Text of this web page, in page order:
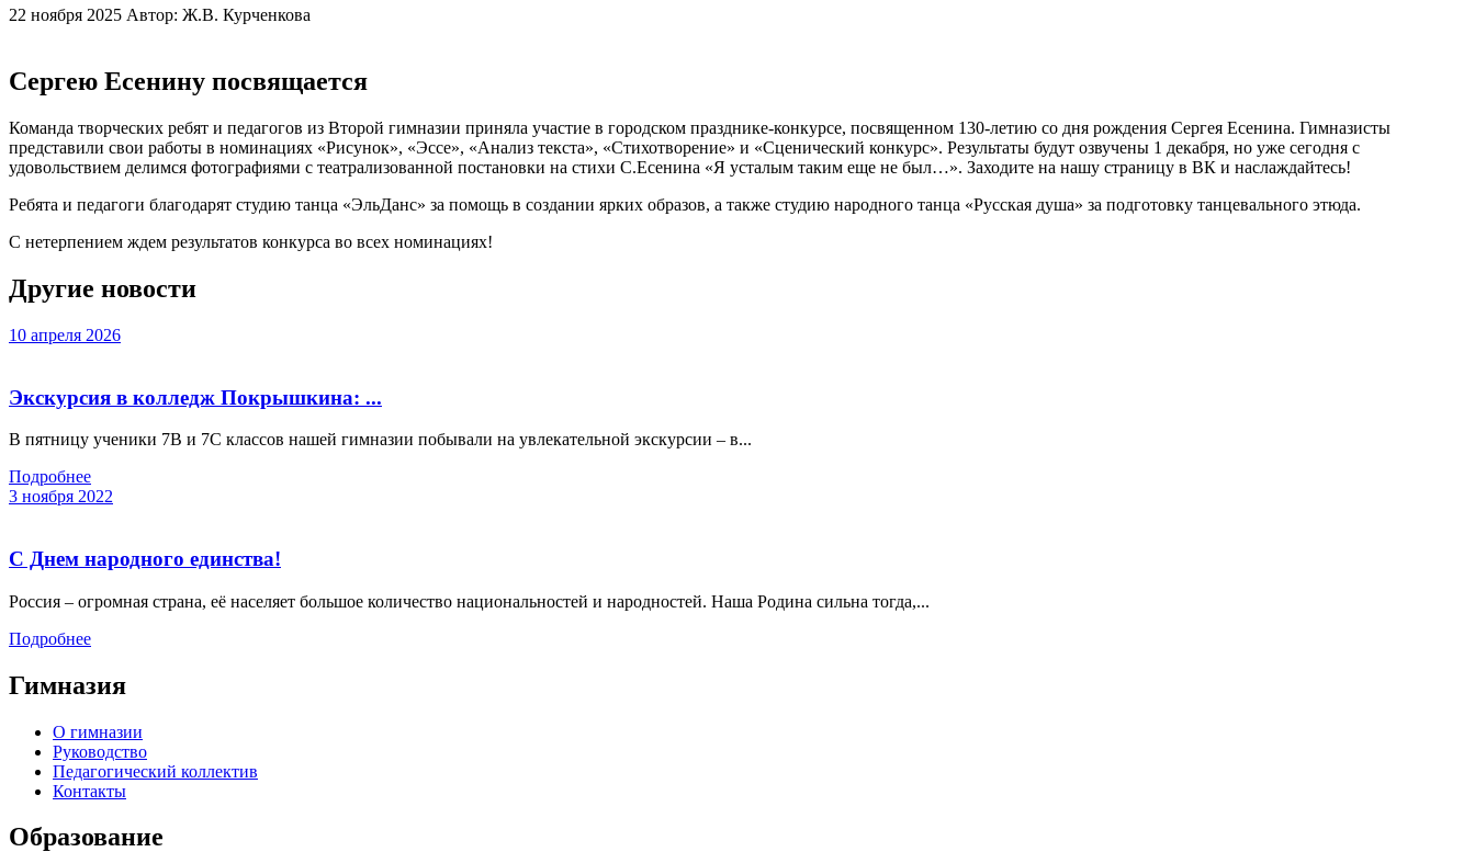
22 ноября 2025 Автор: Ж.В. Курченкова
Сергею Есенину посвящается
Команда творческих ребят и педагогов из Второй гимназии приняла участие в городском празднике-конкурсе, посвященном 130-летию со дня рождения Сергея Есенина. Гимназисты
представили свои работы в номинациях «Рисунок», «Эссе», «Анализ текста», «Стихотворение» и «Сценический конкурс». Результаты будут озвучены 1 декабря, но уже сегодня с
удовольствием делимся фотографиями с театрализованной постановки на стихи С.Есенина «Я усталым таким еще не был…». Заходите на нашу страницу в ВК и наслаждайтесь!
Ребята и педагоги благодарят студию танца «ЭльДанс» за помощь в создании ярких образов, а также студию народного танца «Русская душа» за подготовку танцевального этюда.
С нетерпением ждем результатов конкурса во всех номинациях!
Другие новости
10 апреля 2026
Экскурсия в колледж Покрышкина: ...
В пятницу ученики 7В и 7С классов нашей гимназии побывали на увлекательной экскурсии – в...
Подробнее
3 ноября 2022
С Днем народного единства!
Россия – огромная страна, её населяет большое количество национальностей и народностей. Наша Родина сильна тогда,...
Подробнее
Гимназия
О гимназии
Руководство
Педагогический коллектив
Контакты
Образование